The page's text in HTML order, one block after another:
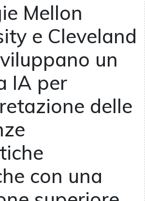
Mellon
e Cleveland
un
IA per
delle
con una